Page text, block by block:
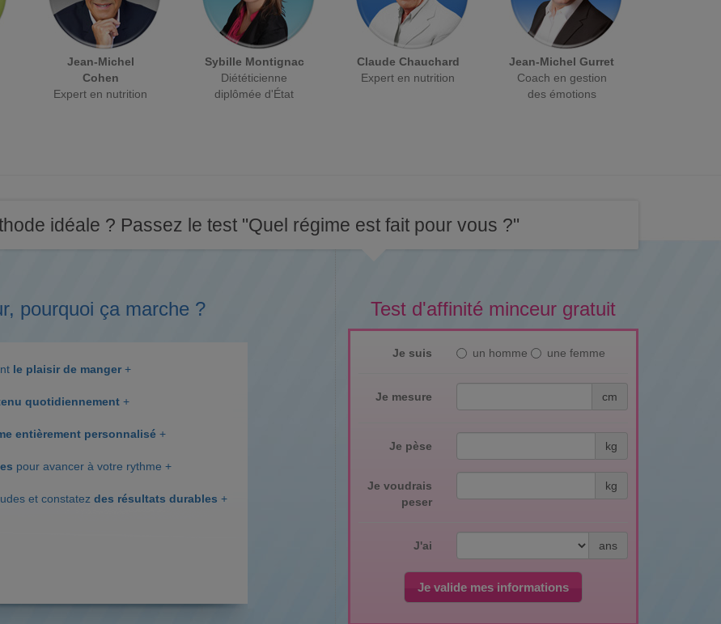
Jean-Michel
Cohen
Expert en nutrition
Sybille Montignac
Diététicienne
diplômée d'État
Claude Chauchard
Expert en nutrition
Jean-Michel Gurret
Coach en gestion
des émotions
idéale ? Passez le test "Quel régime est fait pour vous ?"
Test d'affinité minceur gratuit
Je suis un homme une femme
Je mesure cm
Je pèse kg
Je voudrais
peser
kg
J'ai ans
Je valide mes informations
pourquoi ça marche ?
le plaisir de manger +
quotidiennement +
entièrement personnalisé +
pour avancer à votre rythme +
et constatez des résultats durables +